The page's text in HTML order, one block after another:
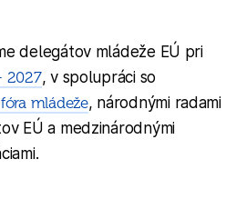
delegátov mládeže EÚ pri
2027, v spolupráci so
mládeže, národnými radami
EÚ a medzinárodnými